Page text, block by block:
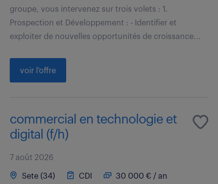
groupe, vous intervenez sur trois volets : 1.
Prospection et Développement : - Identifier et
exploiter de nouvelles opportunités de croissance...
voir l'offre
commercial en technologie et
digital (f/h)
7 août 2026
Sete (34) CDI 30 000 € / an